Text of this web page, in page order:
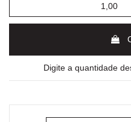
Digite a quantidade